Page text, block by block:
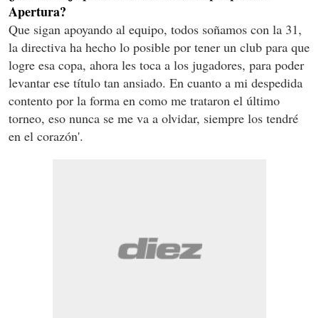
Apertura?
Que sigan apoyando al equipo, todos soñamos con la 31,
la directiva ha hecho lo posible por tener un club para que
logre esa copa, ahora les toca a los jugadores, para poder
levantar ese título tan ansiado. En cuanto a mi despedida
contento por la forma en como me trataron el último
torneo, eso nunca se me va a olvidar, siempre los tendré
en el corazón'.